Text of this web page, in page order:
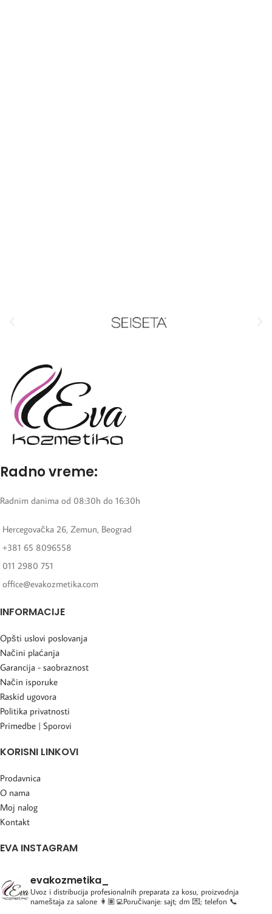
Radno vreme:
Radnim danima od 08:30h do 16:30h
Hercegovačka 26, Zemun, Beograd
+381 65 8096558
011 2980 751
office@evakozmetika.com
INFORMACIJE
Opšti uslovi poslovanja
Načini plaćanja
Garancija - saobraznost
Način isporuke
Raskid ugovora
Politika privatnosti
Primedbe | Sporovi
KORISNI LINKOVI
Prodavnica
O nama
Moj nalog
Kontakt
EVA INSTAGRAM
evakozmetika_
Uvoz i distribucija profesionalnih preparata za kosu, proizvodnja
nameštaja za salone 👩🏽‍💻Poručivanje: sajt; dm 💌; telefon 📞